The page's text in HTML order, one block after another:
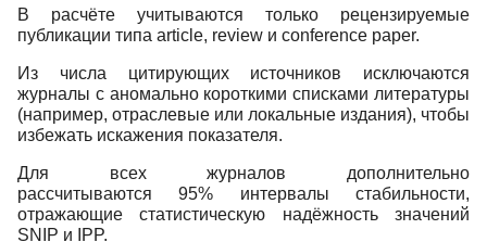
В расчёте учитываются только рецензируемые
публикации типа article, review и conference paper.
Из числа цитирующих источников исключаются
журналы с аномально короткими списками литературы
(например, отраслевые или локальные издания), чтобы
избежать искажения показателя.
Для всех журналов дополнительно
рассчитываются 95% интервалы стабильности,
отражающие статистическую надёжность значений
SNIP и IPP.